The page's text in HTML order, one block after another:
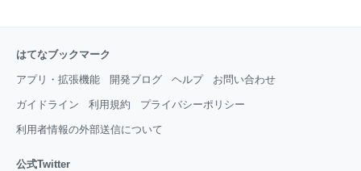
はてなブックマーク
アプリ・拡張機能 開発ブログ ヘルプ お問い合わせ
ガイドライン 利用規約 プライバシーポリシー
利用者情報の外部送信について
公式Twitter